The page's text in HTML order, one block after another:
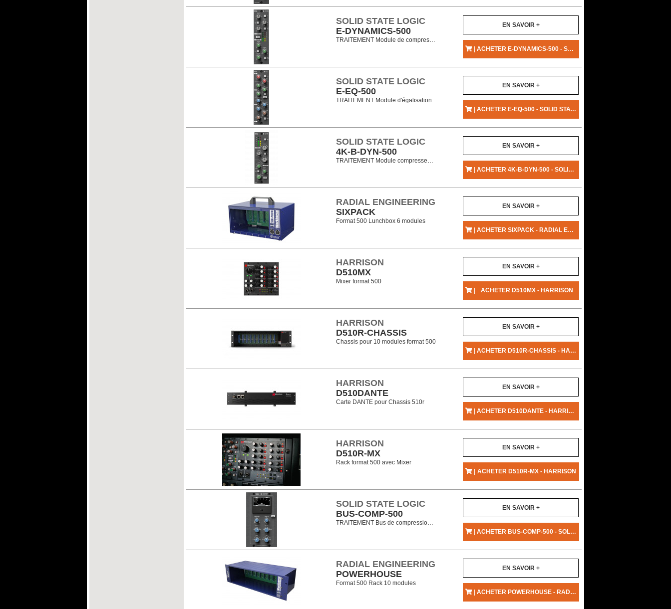
SOLID STATE LOGIC
E-DYNAMICS-500
TRAITEMENT Module de compres…
EN SAVOIR +
| ACHETER E-DYNAMICS-500 - SOLID STATE LOGIC
SOLID STATE LOGIC
E-EQ-500
TRAITEMENT Module d'égalisation
EN SAVOIR +
| ACHETER E-EQ-500 - SOLID STATE LOGIC
SOLID STATE LOGIC
4K-B-DYN-500
TRAITEMENT Module compresse…
EN SAVOIR +
| ACHETER 4K-B-DYN-500 - SOLID STATE LOGIC
RADIAL ENGINEERING
SIXPACK
Format 500 Lunchbox 6 modules
EN SAVOIR +
| ACHETER SIXPACK - RADIAL ENGINEERING
HARRISON
D510MX
Mixer format 500
EN SAVOIR +
| ACHETER D510MX - HARRISON
HARRISON
D510R-CHASSIS
Chassis pour 10 modules format 500
EN SAVOIR +
| ACHETER D510R-CHASSIS - HARRISON
HARRISON
D510DANTE
Carte DANTE pour Chassis 510r
EN SAVOIR +
| ACHETER D510DANTE - HARRISON
HARRISON
D510R-MX
Rack format 500 avec Mixer
EN SAVOIR +
| ACHETER D510R-MX - HARRISON
SOLID STATE LOGIC
BUS-COMP-500
TRAITEMENT Bus de compressio…
EN SAVOIR +
| ACHETER BUS-COMP-500 - SOLID STATE LOGIC
RADIAL ENGINEERING
POWERHOUSE
Format 500 Rack 10 modules
EN SAVOIR +
| ACHETER POWERHOUSE - RADIAL ENGINEERING